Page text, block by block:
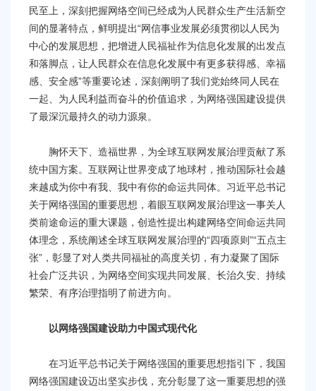
民至上，深刻把握网络空间已经成为人民群众生产生活新空
间的显著特点，鲜明提出“网信事业发展必须贯彻以人民为
中心的发展思想，把增进人民福祉作为信息化发展的出发点
和落脚点，让人民群众在信息化发展中有更多获得感、幸福
感、安全感”等重要论述，深刻阐明了我们党始终同人民在
一起、为人民利益而奋斗的价值追求，为网络强国建设提供
了最深沉最持久的动力源泉。
胸怀天下、造福世界，为全球互联网发展治理贡献了系
统中国方案。互联网让世界变成了地球村，推动国际社会越
来越成为你中有我、我中有你的命运共同体。习近平总书记
关于网络强国的重要思想，着眼互联网发展治理这一事关人
类前途命运的重大课题，创造性提出构建网络空间命运共同
体理念，系统阐述全球互联网发展治理的“四项原则”“五点主
张”，彰显了对人类共同福祉的高度关切，有力凝聚了国际
社会广泛共识，为网络空间实现共同发展、长治久安、持续
繁荣、有序治理指明了前进方向。
以网络强国建设助力中国式现代化
在习近平总书记关于网络强国的重要思想指引下，我国
网络强国建设迈出坚实步伐，充分彰显了这一重要思想的强